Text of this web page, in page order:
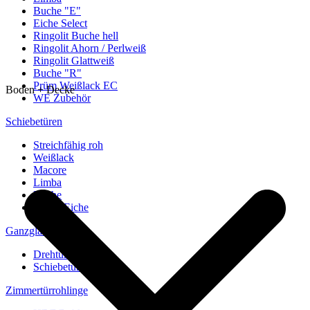
Buche "E"
Eiche Select
Ringolit Buche hell
Ringolit Ahorn / Perlweiß
Ringolit Glattweiß
Buche "R"
Prüm Weißlack EC
WE Zubehör
Schiebetüren
Streichfähig roh
Weißlack
Macore
Limba
Buche
europ. Eiche
Ganzglastüren
Drehtüren
Schiebetüren
Zimmertürrohlinge
Boden + Decke